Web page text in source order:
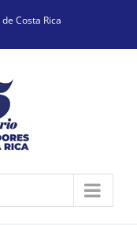
Costa Rica